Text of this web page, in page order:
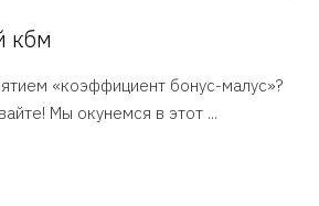
кбм
«коэффициент бонус-малус»?
Мы окунемся в этот ...